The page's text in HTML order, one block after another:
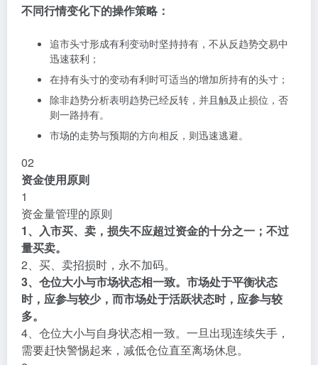
不同行情变化下的操作策略：
追市头寸形成有利变动时坚持持有，不从反趋势交易中
迅速获利；
在持有头寸的变动有利时可适当的增加所持有的头寸；
除非趋势分析表明趋势已经反转，并且触及止损位，否
则一路持有。
市场的走势与预期的方向相反，则迅速逃避。
02
资金使用原则
1
资金量管理的原则
1、入市买、卖，损失不应超过资金的十分之一；不过
量买卖。
2、买、卖招损时，永不加码。
3、仓位大小与市场状态相一致。市场处于平衡状态
时，应参与较少，而市场处于活跃状态时，应参与较
多。
4、仓位大小与自身状态相一致。一旦出现连续失手，
需要赶快警惕起来，减低仓位直至离场休息。